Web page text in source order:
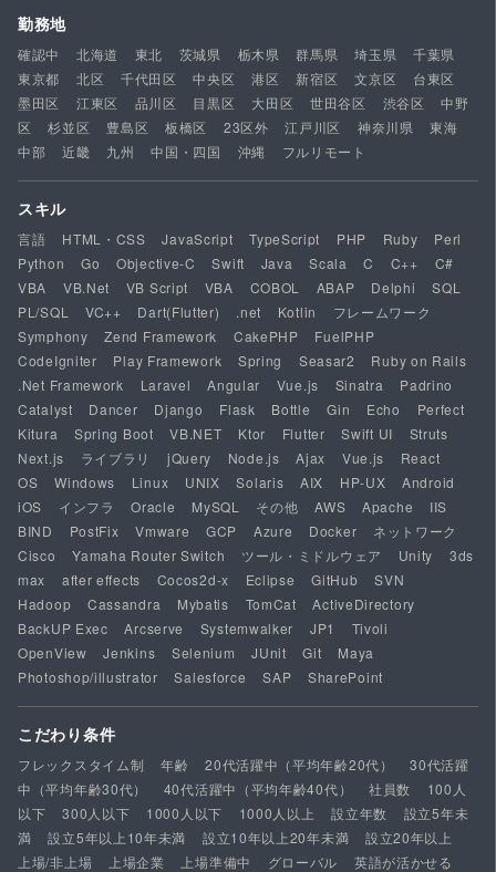
勤務地
確認中 北海道 東北 茨城県 栃木県 群馬県 埼玉県
千葉県
東京都
北区 千代田区 中央区 港区 新宿区 文京区
台東区
墨田区
江東区 品川区 目黒区 大田区 世田谷区 渋谷区
中野
区
杉並区 豊島区 板橋区 23区外 江戸川区 神奈川県
東海
中部
近畿 九州 中国・四国 沖縄 フルリモート
スキル
言語 HTML・CSS JavaScript TypeScript PHP Ruby
Perl
Python
Go Objective-C Swift Java Scala C C++
C#
VBA
VB.Net VB Script VBA COBOL ABAP Delphi
SQL
PL/SQL
VC++ Dart(Flutter) .net Kotlin
フレームワーク
Symphony
Zend Framework CakePHP
FuelPHP
CodeIgniter
Play Framework Spring Seasar2
Ruby on Rails
.Net Framework
Laravel Angular Vue.js Sinatra
Padrino
Catalyst
Dancer Django Flask Bottle Gin Echo
Perfect
Kitura
Spring Boot VB.NET Ktor Flutter Swift UI
Struts
Next.js
ライブラリ jQuery Node.js Ajax Vue.js
React
OS
Windows Linux UNIX Solaris AIX HP-UX
Android
iOS
インフラ Oracle MySQL その他 AWS Apache
IIS
BIND
PostFix Vmware GCP Azure Docker
ネットワーク
Cisco
Yamaha Router Switch ツール・ミドルウェア Unity
3ds
max
after effects Cocos2d-x Eclipse GitHub
SVN
Hadoop
Cassandra Mybatis TomCat
ActiveDirectory
BackUP Exec
Arcserve Systemwalker JP1
Tivoli
OpenView
Jenkins Selenium JUnit Git
Maya
Photoshop/illustrator
Salesforce SAP SharePoint
こだわり条件
フレックスタイム制 年齢 20代活躍中（平均年齢20代）
30代活躍
中（平均年齢30代）
40代活躍中（平均年齢40代） 社員数
100人
以下
300人以下 1000人以下 1000人以上 設立年数
設立5年未
満
設立5年以上10年未満 設立10年以上20年未満
設立20年以上
上場/非上場
上場企業 上場準備中 グローバル 英語が活かせる